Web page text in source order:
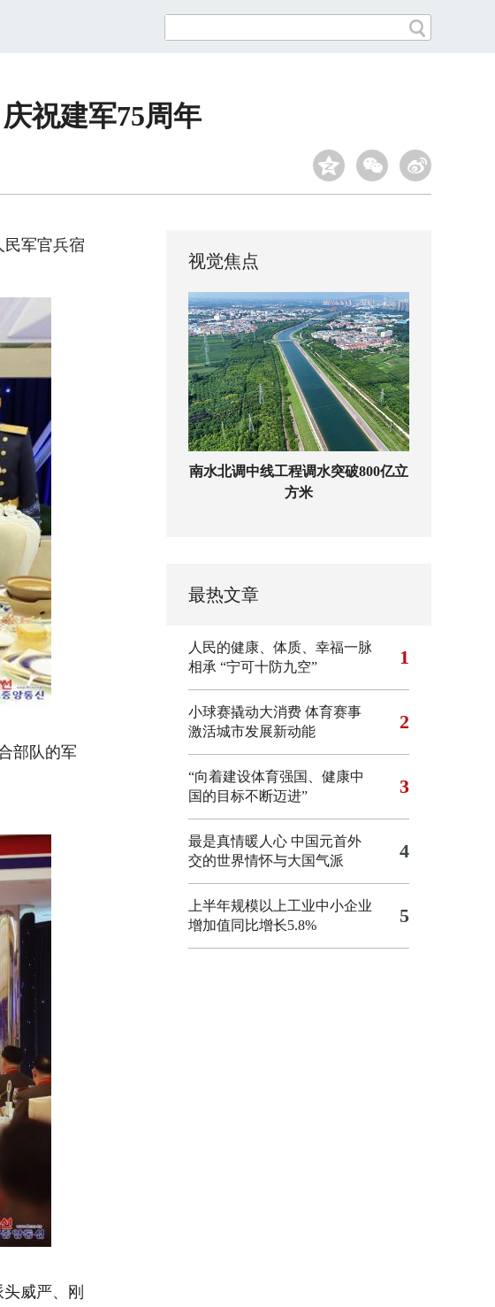
祝建军75周年
军官兵宿
部队的军
威严、刚
视觉焦点
南水北调中线工程调水突破800亿立
方米
最热文章
人民的健康、体质、幸福一脉
相承 “宁可十防九空” 1
小球赛撬动大消费 体育赛事
激活城市发展新动能
2
“向着建设体育强国、健康中
国的目标不断迈进”
3
最是真情暖人心 中国元首外
交的世界情怀与大国气派
4
上半年规模以上工业中小企业
增加值同比增长5.8%
5